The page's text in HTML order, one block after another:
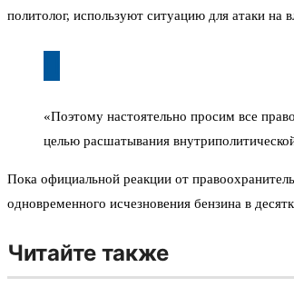
политолог, используют ситуацию для атаки на
«Поэтому настоятельно просим все
целью расшатывания
Пока официальной реакции от
одновременного исчезновения бензина в
Читайте также